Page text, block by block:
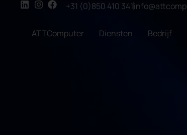
+31 (0)850 410 341
ATTComputer Diensten Bedrijf